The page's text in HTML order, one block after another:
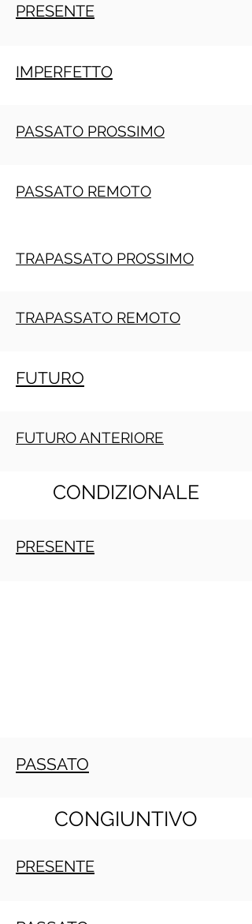
PRESENTE
IMPERFETTO
PASSATO PROSSIMO
PASSATO REMOTO
TRAPASSATO PROSSIMO
TRAPASSATO REMOTO
FUTURO
FUTURO ANTERIORE
CONDIZIONALE
PRESENTE
PASSATO
CONGIUNTIVO
PRESENTE